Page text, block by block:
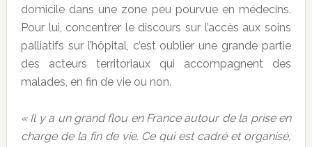
domicile dans une zone peu pourvue en médecins.
Pour lui, concentrer le discours sur l’accès aux soins
palliatifs sur l’hôpital, c’est oublier une grande partie
des acteurs territoriaux qui accompagnent des
malades, en fin de vie ou non.
« Il y a un grand flou en France autour de la prise en
charge de la fin de vie. Ce qui est cadré et organisé,